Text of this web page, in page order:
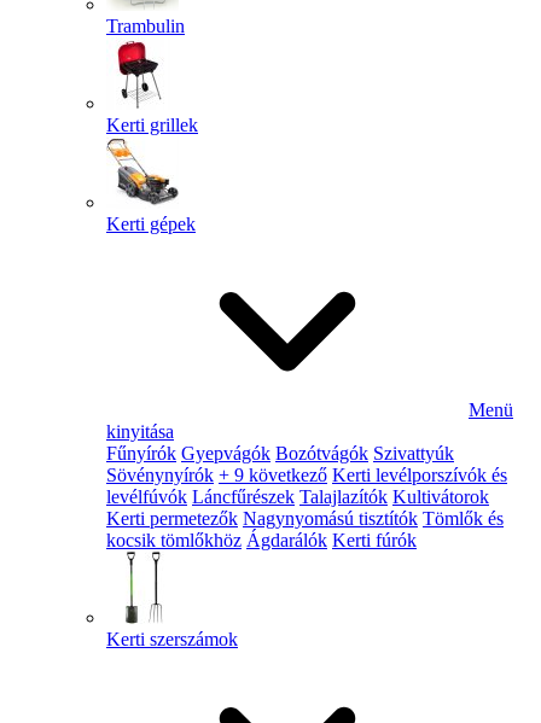
Trambulin
Kerti grillek
Kerti gépek
Menü
kinyitása
Fűnyírók Gyepvágók Bozótvágók Szivattyúk
Sövénynyírók + 9 következő Kerti levélporszívók és
levélfúvók Láncfűrészek Talajlazítók Kultivátorok
Kerti permetezők Nagynyomású tisztítók Tömlők és
kocsik tömlőkhöz Ágdarálók Kerti fúrók
Kerti szerszámok